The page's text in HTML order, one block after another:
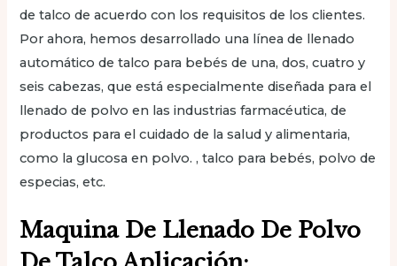
de talco de acuerdo con los requisitos de los clientes.
Por ahora, hemos desarrollado una línea de llenado
automático de talco para bebés de una, dos, cuatro y
seis cabezas, que está especialmente diseñada para el
llenado de polvo en las industrias farmacéutica, de
productos para el cuidado de la salud y alimentaria,
como la glucosa en polvo. , talco para bebés, polvo de
especias, etc.
Maquina De Llenado De Polvo